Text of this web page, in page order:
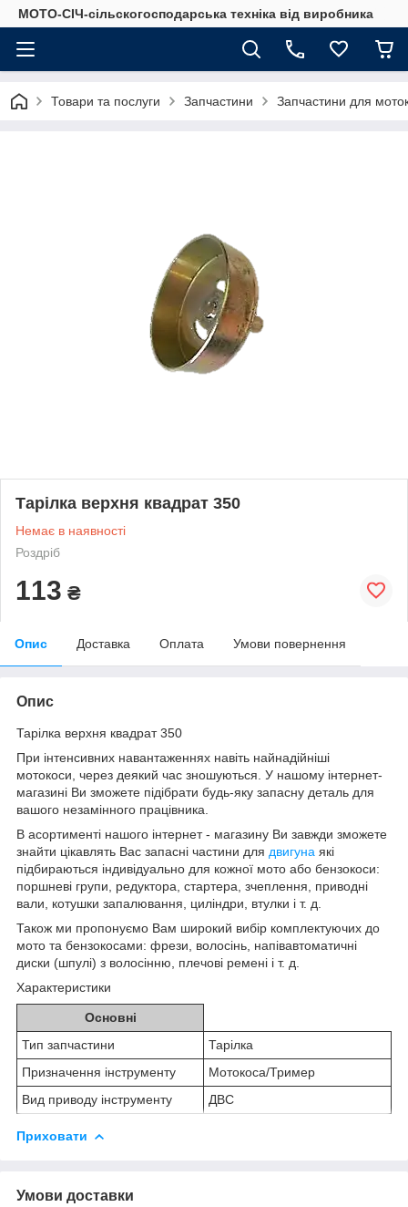
МОТО-СІЧ-сільскогосподарська техніка від виробника
Товари та послуги Запчастини Запчастини для
Тарілка верхня квадрат 350
Немає в наявності
Роздріб
113 ₴
Опис Доставка Оплата Умови повернення
Опис
Тарілка верхня квадрат 350
При інтенсивних навантаженнях навіть найнадійніші
мотокоси, через деякий час зношуються. У нашому інтернет-
магазині Ви зможете підібрати будь-яку запасну деталь для
вашого незамінного працівника.
В асортименті нашого інтернет - магазину Ви завжди зможете
знайти цікавлять Вас запасні частини для двигуна які
підбираються індивідуально для кожної мото або бензокоси:
поршневі групи, редуктора, стартера, зчеплення, приводні
вали, котушки запалювання, циліндри, втулки і т. д.
Також ми пропонуємо Вам широкий вибір комплектуючих до
мото та бензокосами: фрези, волосінь, напівавтоматичні
диски (шпулі) з волосінню, плечові ремені і т. д.
Характеристики
Основні
Тип запчастини
Тарілка
Призначення інструменту
Мотокоса/Тример
Вид приводу інструменту
ДВС
Приховати
Умови доставки